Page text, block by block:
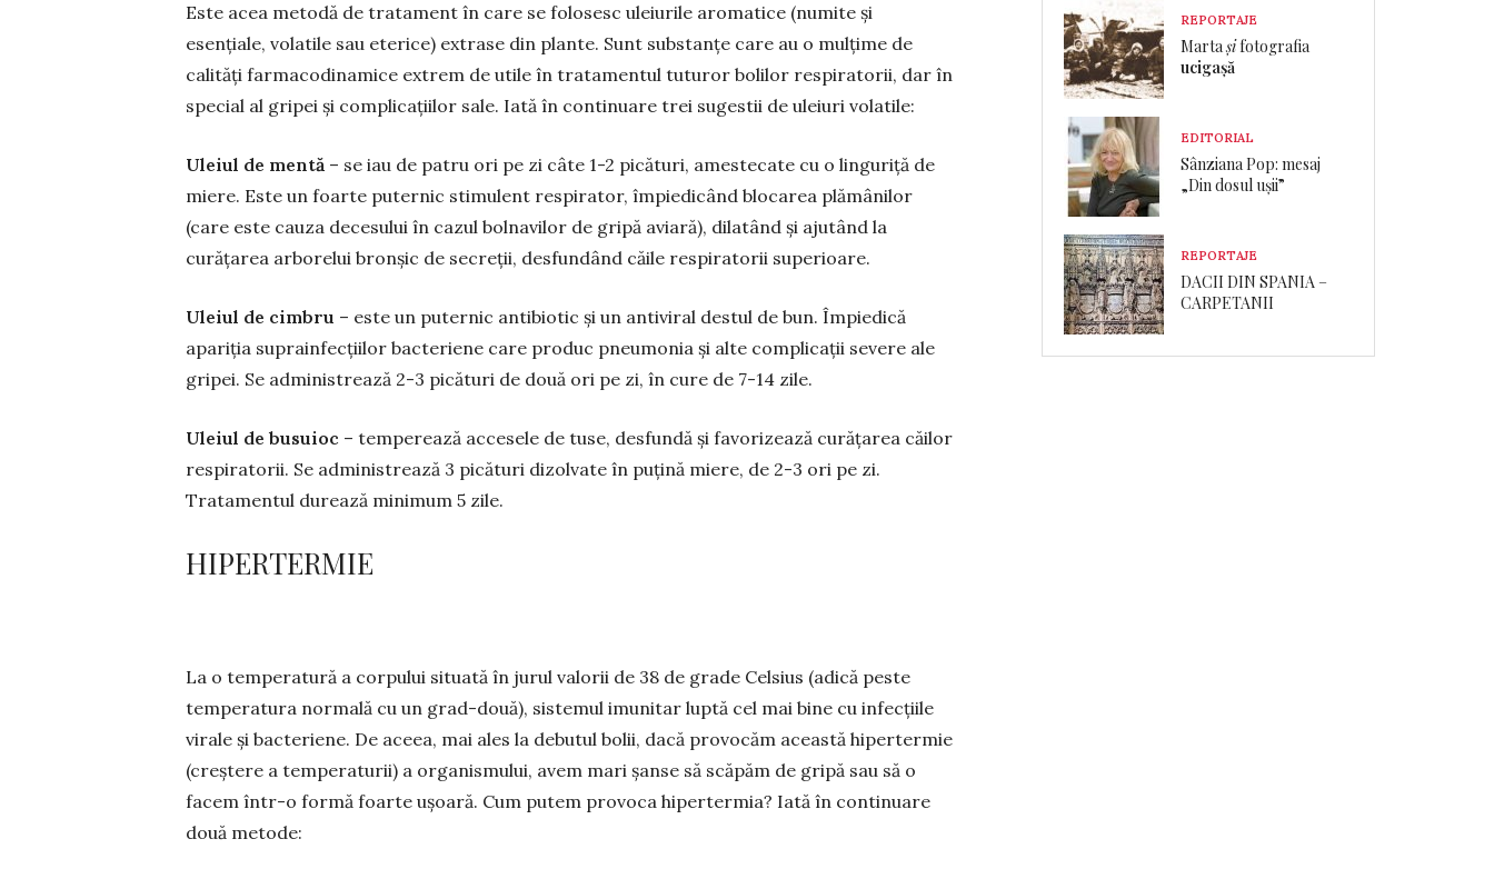
Este acea metodă de tratament în care se folo­sesc ule­iurile aromatice (numite și
esențiale, vola­tile sau ete­rice) ex­trase din plante. Sunt sub­stanțe care au o mulțime de
calități farmacodi­na­mice ex­trem de utile în tratamentul tuturor bolilor res­pi­ratorii, dar în
special al gripei și complicațiilor sale. Iată în con­tinuare trei sugestii de uleiuri volatile:
Uleiul de mentă – se iau de patru ori pe zi câte 1-2 picături, ames­te­cate cu o linguriță de
mie­re. Este un foarte puternic stimulent respi­rator, îm­piedicând blocarea plămâ­nilor
(care este cauza decesului în ca­zul bolnavilor de gripă aviară), dila­tând și ajutând la
curățarea arborelui bronșic de se­creții, des­fun­dând căile respiratorii supe­rioare.
Uleiul de cimbru – este un puternic antibiotic și un antiviral destul de bun. Împiedică
apariția suprain­fecțiilor bacteriene care produc pneumonia și alte com­plicații severe ale
gripei. Se adminis­trea­ză 2-3 pică­turi de două ori pe zi, în cure de 7-14 zile.
Uleiul de busuioc – temperează accesele de tuse, desfundă și favorizează curățarea căilor
respiratorii. Se adminis­trează 3 picături dizolvate în puțină miere, de 2-3 ori pe zi.
Tratamentul durează minimum 5 zile.
HIPERTERMIE
La o temperatură a corpului situată în jurul valorii de 38 de grade Celsius (adică peste
tempera­tu­ra normală cu un grad-două), sistemul imunitar luptă cel mai bine cu infecțiile
virale și bacteriene. De aceea, mai ales la debutul bolii, dacă provocăm această hi­per­termie
(creștere a temperaturii) a orga­nismului, avem mari șanse să scăpăm de gripă sau să o
facem într-o formă foarte ușoară. Cum putem provoca hiper­termia? Iată în continuare
două me­tode:
REPORTAJE
Martașifotografia
ucigașă
EDITORIAL
Sânziana Pop: mesaj
„Din dosul ușii”
REPORTAJE
DACII DIN SPANIA –
CARPETANII